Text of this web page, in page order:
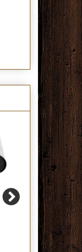
234,00
238,68 DKK pr
238,68 DKK
Se